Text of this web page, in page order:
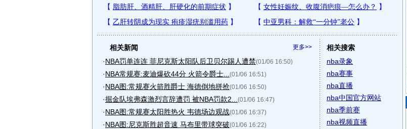
更多>>
相关新闻
·NBA罚单连连 菲尼克斯太阳队后卫贝尔踢人遭禁(01/06 16:50)
·NBA常规赛:麦迪爆砍44分 火箭令爵士... (01/06 16:51)
·NBA图:常规赛火箭胜爵士 海德倒地拼抢(01/06 16:50)
·掘金队埃弗森激烈言辞遭罚 被NBA罚款2... (01/06 16:47)
·NBA图:常规赛太阳胜热火 韦德场边观战(01/06 16:37)
·NBA图:尼克斯胜超音速 马布里带球突破(01/06 16:22)
相关搜索
nba录象
nba赛事
nba直播
nba中国官方网站
nba季前赛
nba视频直播